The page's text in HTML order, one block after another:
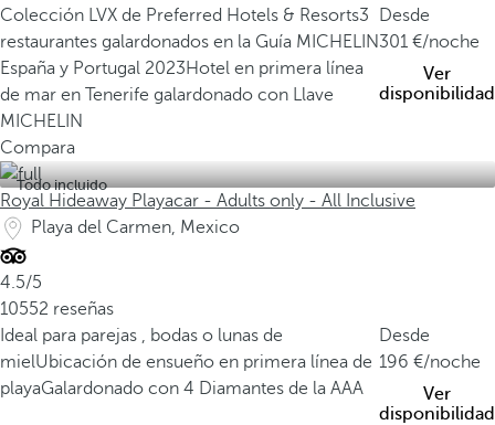
Colección LVX de Preferred Hotels & Resorts3
restaurantes galardonados en la Guía MICHELIN
España y Portugal 2023Hotel en primera línea
de mar en Tenerife galardonado con Llave
MICHELIN
Desde
301
/noche
Ver
disponibilidad
Compara
Todo incluido
Royal Hideaway Playacar - Adults only - All Inclusive
Playa del Carmen, Mexico
4.5/5
10552 reseñas
Ideal para parejas , bodas o lunas de
mielUbicación de ensueño en primera línea de
playaGalardonado con 4 Diamantes de la AAA
Desde
196
/noche
Ver
disponibilidad